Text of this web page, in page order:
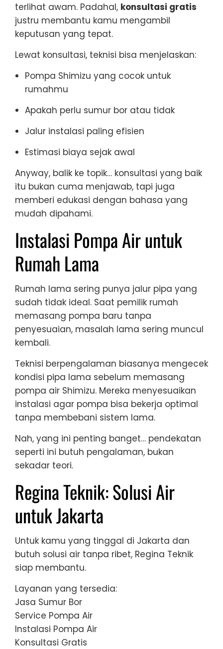
terlihat awam. Padahal, konsultasi gratis
justru membantu kamu mengambil
keputusan yang tepat.
Lewat konsultasi, teknisi bisa menjelaskan:
Pompa Shimizu yang cocok untuk
rumahmu
Apakah perlu sumur bor atau tidak
Jalur instalasi paling efisien
Estimasi biaya sejak awal
Anyway, balik ke topik… konsultasi yang baik
itu bukan cuma menjawab, tapi juga
memberi edukasi dengan bahasa yang
mudah dipahami.
Instalasi Pompa Air untuk
Rumah Lama
Rumah lama sering punya jalur pipa yang
sudah tidak ideal. Saat pemilik rumah
memasang pompa baru tanpa
penyesuaian, masalah lama sering muncul
kembali.
Teknisi berpengalaman biasanya mengecek
kondisi pipa lama sebelum memasang
pompa air Shimizu. Mereka menyesuaikan
instalasi agar pompa bisa bekerja optimal
tanpa membebani sistem lama.
Nah, yang ini penting banget… pendekatan
seperti ini butuh pengalaman, bukan
sekadar teori.
Regina Teknik: Solusi Air
untuk Jakarta
Untuk kamu yang tinggal di Jakarta dan
butuh solusi air tanpa ribet, Regina Teknik
siap membantu.
Layanan yang tersedia:
Jasa Sumur Bor
Service Pompa Air
Instalasi Pompa Air
Konsultasi Gratis